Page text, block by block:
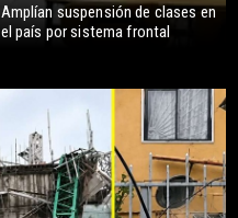
Amplían suspensión de clases en
el país por sistema frontal